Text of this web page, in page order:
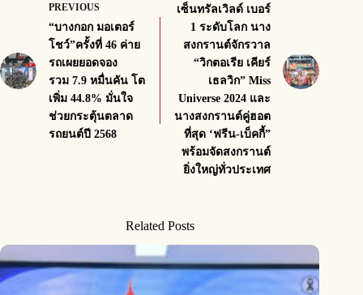
PREVIOUS
“บางกอก มอเตอร์
โชว์”ครั้งที่ 46 ค่าย
รถเผยยอดจอง
รวม 7.9 หมื่นคัน โต
เพิ่ม 44.8% มั่นใจ
ช่วยกระตุ้นตลาด
รถยนต์ปี 2568
เซ็นทรัลเวิลด์ เบอร์
1 ระดับโลก นาง
สงกรานต์จักรวาล
“วิกตอเรีย เคียร์
เธลวิก” Miss
Universe 2024 และ
นางสงกรานต์คู่ฮอต
ที่สุด ‘ฟรีน-เบ็คกี้”
พร้อมจัดสงกรานต์
ยิ่งใหญ่ทั่วประเทศ
Related Posts